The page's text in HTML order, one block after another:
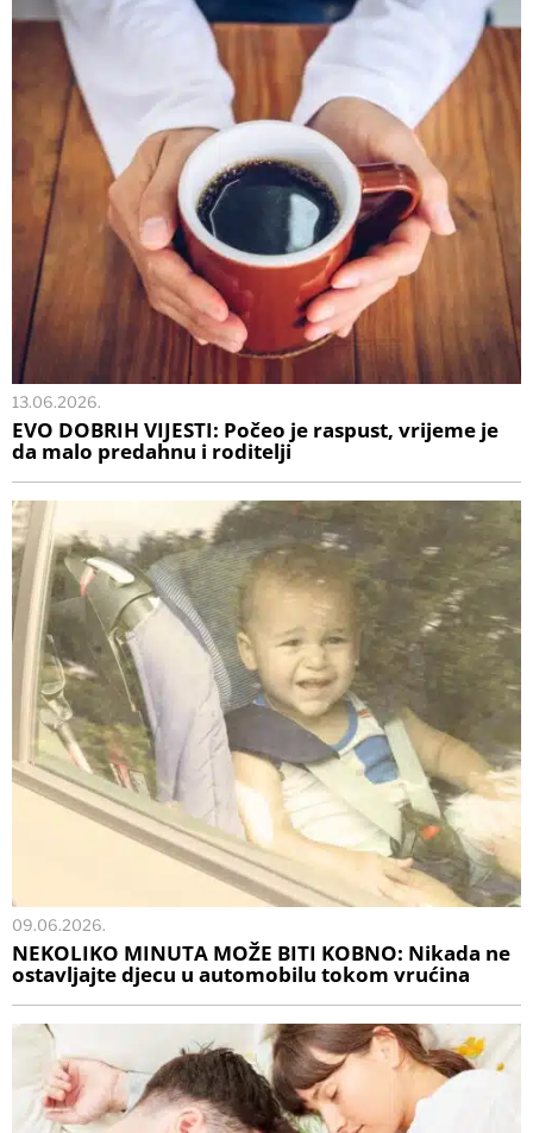
13.06.2026.
EVO DOBRIH VIJESTI: Počeo je raspust, vrijeme je
da malo predahnu i roditelji
09.06.2026.
NEKOLIKO MINUTA MOŽE BITI KOBNO: Nikada ne
ostavljajte djecu u automobilu tokom vrućina